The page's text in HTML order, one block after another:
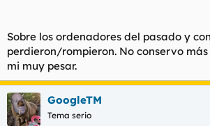
Sobre los ordenadores del pasado y
perdieron/rompieron. No conservo
mi muy pesar.
GoogleTM
Tema serio